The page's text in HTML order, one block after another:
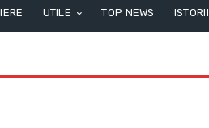
UTILE TOP NEWS ISTORII